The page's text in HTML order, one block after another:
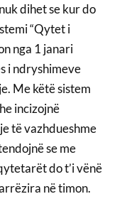
dihet se kur do
“Qytet i
nga 1 janari
i ndryshimeve
Me këtë sistem
incizojnë
të vazhdueshme
se me
do t’i vënë
në timon.